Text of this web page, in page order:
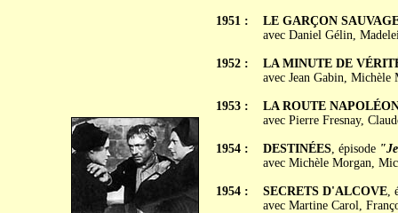
1951 :
1952 :
1953 :
1954 :
1954 :
LE GARÇON
avec Daniel Gélin,
LA MINUTE DE
avec Jean Gabin,
LA ROUTE
avec Pierre Fresnay,
DESTINÉES, épisode
avec Michèle Morgan,
SECRETS D'ALCOVE,
avec Martine Carol,